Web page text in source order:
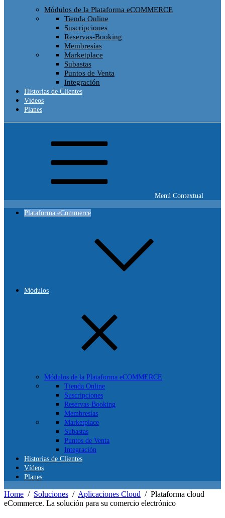
Módulos de la Plataforma eCOMMERCE
Tienda Online
Suscripciones
Reservas-Booking
Membresías
Marketplace
Subastas
Puntos de Venta
Integración
Historias de Clientes
Vídeos
Planes
Menú Contextual
Plataforma eCommerce
Módulos
Módulos de la Plataforma eCOMMERCE
Tienda Online
Suscripciones
Reservas-Booking
Membresías
Marketplace
Subastas
Puntos de Venta
Integración
Historias de Clientes
Vídeos
Planes
Home / Soluciones / Aplicaciones Cloud / Plataforma cloud
eCommerce. La solución para su comercio electrónico